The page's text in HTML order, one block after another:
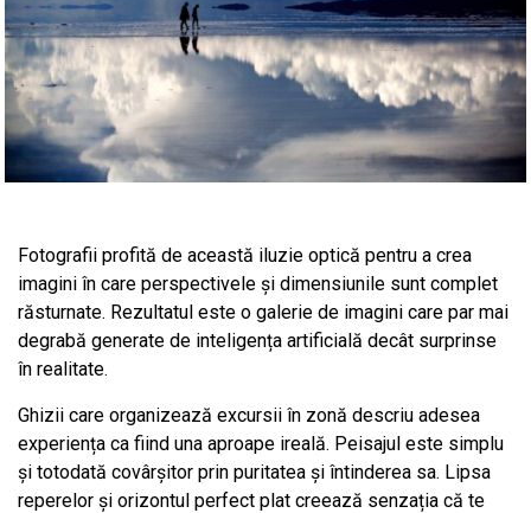
Fotografii profită de această iluzie optică pentru a crea
imagini în care perspectivele și dimensiunile sunt complet
răsturnate. Rezultatul este o galerie de imagini care par mai
degrabă generate de inteligența artificială decât surprinse
în realitate.
Ghizii care organizează excursii în zonă descriu adesea
experiența ca fiind una aproape ireală. Peisajul este simplu
și totodată covârșitor prin puritatea și întinderea sa. Lipsa
reperelor și orizontul perfect plat creează senzația că te